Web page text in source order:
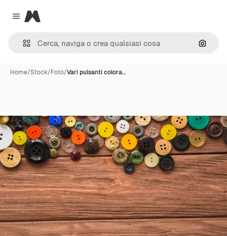
Close menu
Magnific
Cerca
Home/Stock/Foto/Vari pulsanti colora…